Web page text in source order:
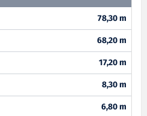
78,30 m
68,20 m
17,20 m
8,30 m
6,80 m